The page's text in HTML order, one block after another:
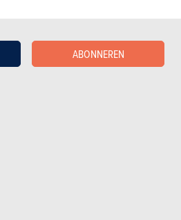
ABONNEREN
Avenger 4xe is uiterlijk herkenbaar
krasvrije laag, zijn standaard
nodig) en aan zijn groene accenten